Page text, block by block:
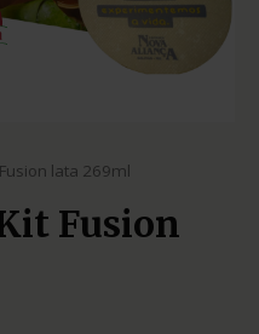
lata 269ml
Fusion